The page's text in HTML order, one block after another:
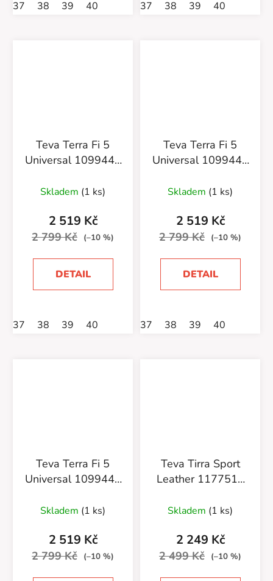
37 38 39 40 37 38 39 40
Teva Terra Fi 5
Universal 1099443
Skladem (1 ks)
2 519 Kč
2 799 Kč (–10 %)
DETAIL
37 38 39 40
Teva Terra Fi 5
Universal 1099443
Manzanita/Deep
Skladem (1 ks)
2 519 Kč
2 799 Kč (–10 %)
DETAIL
37 38 39 40
Teva Terra Fi 5
Universal 1099443
Black/Phantom
Skladem (1 ks)
2 519 Kč
2 799 Kč (–10 %)
Teva Tirra Sport
Leather 1177511
Skladem (1 ks)
2 249 Kč
2 499 Kč (–10 %)